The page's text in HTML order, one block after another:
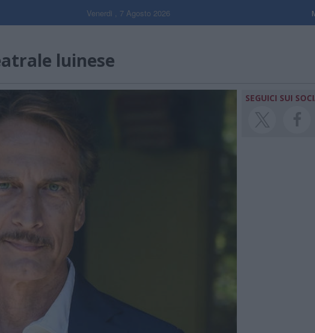
Venerdi , 7 Agosto 2026
luinese
SEGUICI SUI